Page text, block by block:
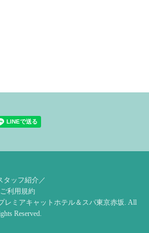
タッフ紹介／
ご利用規約
レミアキャットホテル＆スパ東京赤坂 . All
Reserved.